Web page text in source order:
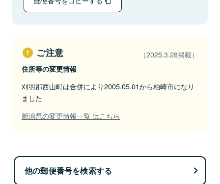
ご注意 （2025.3.28掲載）
住所等の変更情報
刈羽郡西山町は合併により2005.05.01から柏崎市になり
ました
新潟県の変更情報一覧 はこちら
他の郵便番号を検索する